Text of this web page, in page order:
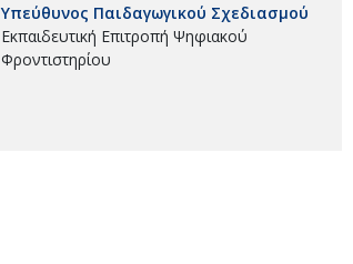
Υπεύθυνος Παιδαγωγικού Σχεδιασμού
Εκπαιδευτική Επιτροπή Ψηφιακού
Φροντιστηρίου